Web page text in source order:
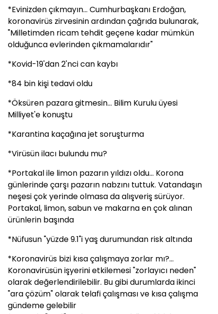
*Evinizden çıkmayın... Cumhurbaşkanı Erdoğan,
koronavirüs zirvesinin ardından çağrıda bulunarak,
"Milletimden ricam tehdit geçene kadar mümkün
olduğunca evlerinden çıkmamalarıdır"
*Kovid-19'dan 2'nci can kaybı
*84 bin kişi tedavi oldu
*Öksüren pazara gitmesin... Bilim Kurulu üyesi
Milliyet'e konuştu
*Karantina kaçağına jet soruşturma
*Virüsün ilacı bulundu mu?
*Portakal ile limon pazarın yıldızı oldu... Korona
günlerinde çarşı pazarın nabzını tuttuk. Vatandaşın
neşesi çok yerinde olmasa da alışveriş sürüyor.
Portakal, limon, sabun ve makarna en çok alınan
ürünlerin başında
*Nüfusun "yüzde 9.1"i yaş durumundan risk altında
*Koronavirüs bizi kısa çalışmaya zorlar mı?...
Koronavirüsün işyerini etkilemesi "zorlayıcı neden"
olarak değerlendirilebilir. Bu gibi durumlarda ikinci
"ara çözüm" olarak telafi çalışması ve kısa çalışma
gündeme gelebilir